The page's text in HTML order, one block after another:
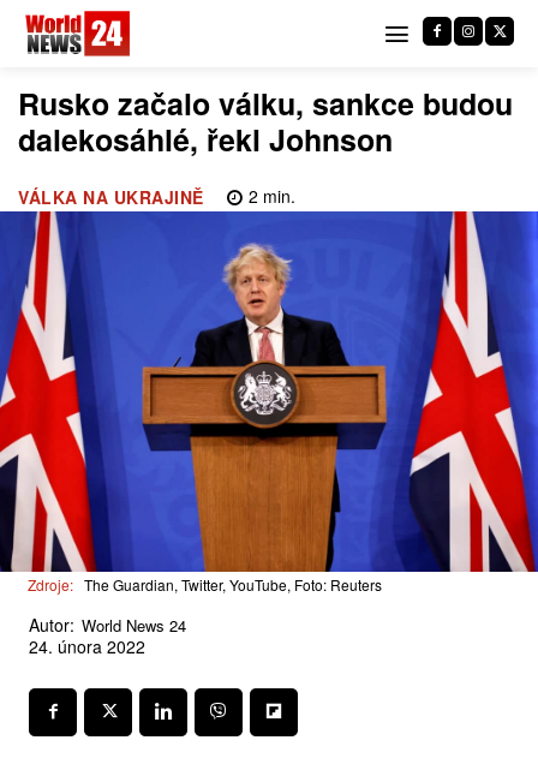
Rusko začalo válku, sankce budou
dalekosáhlé, řekl Johnson
VÁLKA NA UKRAJINĚ 2 min.
Zdroje: The Guardian, Twitter, YouTube, Foto: Reuters
Autor: World News 24
24. února 2022